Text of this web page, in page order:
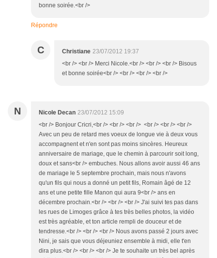
bonne soirée.<br />
Répondre
C Christiane 23/07/2012 19:37
<br /> <br /> Merci Nicole.<br /> <br /> <br /> Bisous
et bonne soirée<br /> <br /> <br /> <br />
N Nicole Decan 23/07/2012 15:09
<br /> Bonjour Cricri,<br /> <br /> <br /> <br /> <br /> <br />
Avec un peu de retard mes voeux de longue vie à deux vous
accompagnent et n'en sont pas moins sincères. Heureux
anniversaire de mariage, que le chemin à parcourir soit long,
doux et sans<br /> embuches. Nous allons avoir aussi 46 ans
de mariage le 5 septembre prochain, mais nous n'avons
qu'un fils qui nous a donné un petit fils, Romain âgé de 12
ans et une petite fille Manon qui aura 9<br /> ans en
décembre prochain.<br /> <br /> <br /> J'ai suivi tes pas dans
les rues de Limoges grâce à tes très belles photos, la vidéo
est très agréable, et ton article rempli de douceur et de
tendresse.<br /> <br /> <br /> Nous avons passé 2 jours avec
Nini, je sais que vous déjeuniez ensemble à midi, elle t'en
dira plus.<br /> <br /> <br /> Je te souhaite un très bel après